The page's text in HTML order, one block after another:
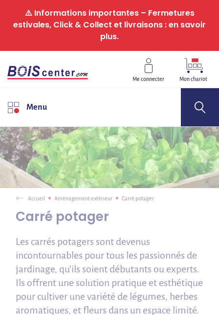
⚠️ Informations importantes – Fermetures
estivales, Click & Collect et livraisons : en savoir
plus.
Me connecter Mon chariot
Menu
Accueil Aménagement extérieur Carré potager
Carré potager
Les carrés potagers sont devenus
incontournables pour tous les passionnés de
jardinage, qu'ils soient débutants ou experts.
Ils offrent une solution pratique et esthétique
pour cultiver une variété de légumes, herbes
aromatiques, et fleurs dans un espace limité.